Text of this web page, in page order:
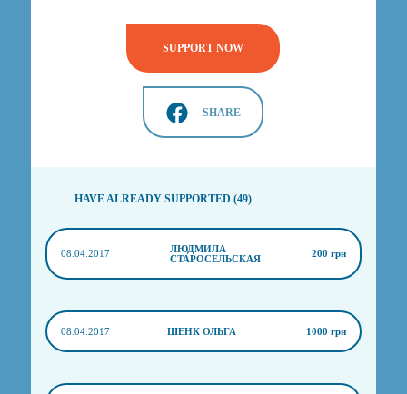
SUPPORT NOW
SHARE
HAVE ALREADY SUPPORTED (49)
08.04.2017
ЛЮДМИЛА
СТАРОСЕЛЬСКАЯ
200 грн
08.04.2017 ШЕНК ОЛЬГА 1000 грн